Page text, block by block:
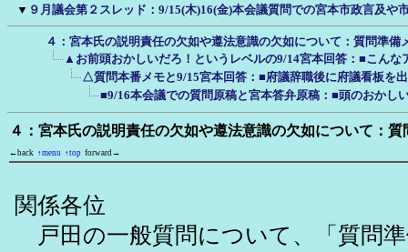
▼ ９月議会第２スレッド：9/15(木)16(金)本会議質問での宮本市政言及や
４：宮本氏の説明責任の欠如や遵法意識の欠如について：質問準備
▲お前頭おかしいだろ！というレベルの9/14宮本回答：■こんな
△質問本番メモと9/15宮本回答：■府議辞職後に府議看板を
■9/16本会議での質問原稿と宮本答弁原稿：■頭のおかし
４：宮本氏の説明責任の欠如や遵法意識の欠如について：質
←back ↑menu ↑top forward→
関係各位
戸田の一般質問について、「質問